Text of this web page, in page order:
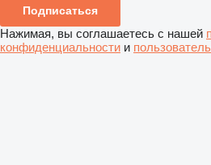
Подписаться
Нажимая, вы соглашаетесь с нашей
конфиденциальности и